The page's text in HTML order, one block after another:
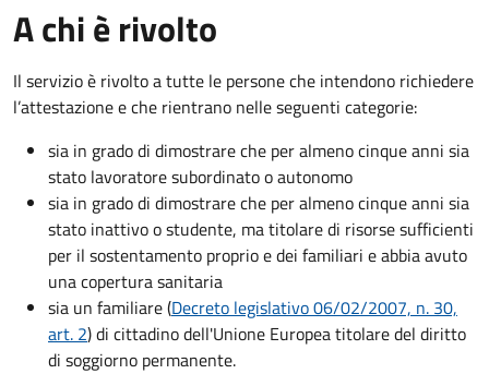
A chi è rivolto
Il servizio è rivolto a tutte le persone che intendono richiedere
l’attestazione e che rientrano nelle seguenti categorie:
sia in grado di dimostrare che per almeno cinque anni sia
stato lavoratore subordinato o autonomo
sia in grado di dimostrare che per almeno cinque anni sia
stato inattivo o studente, ma titolare di risorse sufficienti
per il sostentamento proprio e dei familiari e abbia avuto
una copertura sanitaria
sia un familiare (Decreto legislativo 06/02/2007, n. 30,
art. 2) di cittadino dell'Unione Europea titolare del diritto
di soggiorno permanente.